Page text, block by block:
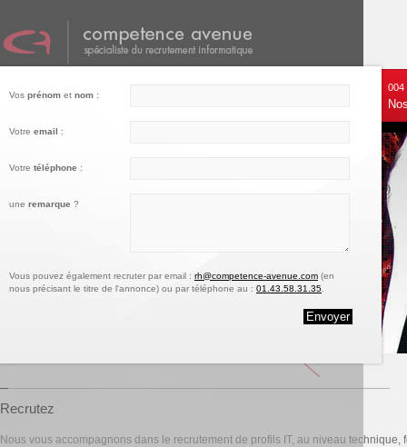
004
Recrutez
Nous vous accompagnons dans le recrutement de profils IT, au niveau technique,
Vos prénom et nom :
Votre email :
Votre téléphone :
une remarque ?
Vous pouvez également recruter par email : rh@competence-avenue.com (en
nous précisant le titre de l'annonce) ou par téléphone au : 01.43.58.31.35